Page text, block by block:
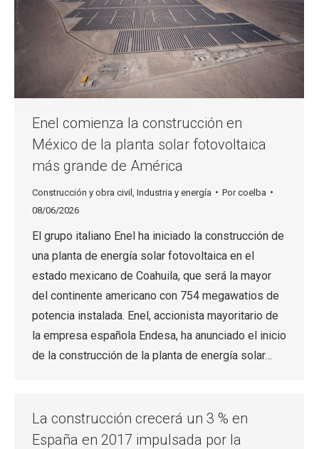
Enel comienza la construcción en
México de la planta solar fotovoltaica
más grande de América
Construcción y obra civil Industria y energía Porcoelba
08/06/2026
El grupo italiano Enel ha iniciado la construcción de
una planta de energía solar fotovoltaica en el
estado mexicano de Coahuila, que será la mayor
del continente americano con 754 megawatios de
potencia instalada. Enel, accionista mayoritario de
la empresa española Endesa, ha anunciado el inicio
de la construcción de la planta de energía solar…
La construcción crecerá un 3 % en
España en 2017 impulsada por la